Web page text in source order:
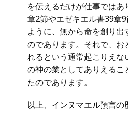
を伝えるだけが仕事ではあ
章2節やエゼキエル書39章
ように、無から命を創り出
のであります。それで、お
れるという通常起こりえな
の神の業としてありえるこ
たのであります。
以上、インヌマエル預言の